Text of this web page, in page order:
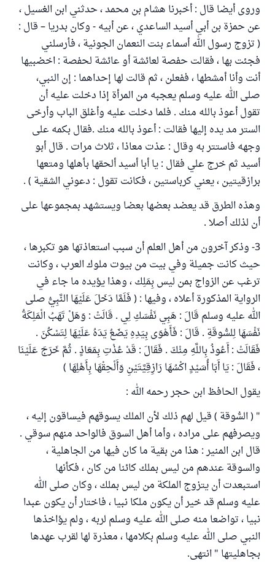
وروى أيضا قال : أخبرنا هشام بن محمد ، حدثني ابن الغسيل ،
عن حمزة بن أبي أسيد الساعدي ، عن أبيه - وكان بدريا – قال :
( تزوج رسول الله أسماء بنت النعمان الجونية ، فأرسلني
فجئت بها ، فقالت حفصة لعائشة أو عائشة لحفصة : اخضبيها
أنت وأنا أمشطها ، ففعلن ، ثم قالت لها إحداهما : إن النبي،
صلى الله عليه وسلم يعجبه من المرأة إذا دخلت عليه أن
تقول أعوذ بالله منك . فلما دخلت عليه وأغلق الباب وأرخى
الستر مد يده إليها فقالت : أعوذ بالله منك .فقال بكمه على
وجهه فاستتر به وقال : عذت معاذا ، ثلاث مرات . قال أبو
أسيد ثم خرج علي فقال : يا أبا أسيد ألحقها بأهلها ومتعها
برازقيتين ، يعني كرباستين ، فكانت تقول : دعوني الشقية ) .
وهذه الطرق قد يعضد بعضها بعضا ويستشهد بمجموعها على
أن لذلك أصلا .
3- وذكر آخرون من أهل العلم أن سبب استعاذتها هو تكبرها ،
حيث كانت جميلة وفي بيت من بيوت ملوك العرب ، وكانت
ترغب عن الزواج بمن ليس بِمَلِك ، وهذا يؤيده ما جاء في
الرواية المذكورة أعلاه ، وفيها : ( فَلَمَّا دَخَلَ عَلَيْهَا النَّبِيُّ صلى
الله عليه وسلم قَالَ : هَبِي نَفْسَكِ لِي . قَالَتْ : وَهَلْ تَهَبُ الْمَلِكَةُ
نَفْسَهَا لِلسُّوقَةِ . قَالَ : فَأَهْوَى بِيَدِهِ يَضَعُ يَدَهُ عَلَيْهَا لِتَسْكُنَ .
فَقَالَتْ : أَعُوذُ بِاللَّهِ مِنْكَ . فَقَالَ : قَدْ عُذْتِ بِمَعَاذٍ . ثُمَّ خَرَجَ عَلَيْنَا
، فَقَالَ : يَا أَبَا أُسَيْدٍ اكْسُهَا رَازِقِيَّتَيْنِ وَأَلْحِقْهَا بِأَهْلِهَا )
يقول الحافظ ابن حجر رحمه الله :
" ( السُّوقة ) قيل لهم ذلك لأن الملك يسوقهم فيساقون إليه ،
ويصرفهم على مراده ، وأما أهل السوق فالواحد منهم سوقي .
قال ابن المنير : هذا من بقية ما كان فيها من الجاهلية ،
والسوقة عندهم من ليس بملك كائنا من كان ، فكأنها
استبعدت أن يتزوج الملكة من ليس بملك ، وكان صلى الله
عليه وسلم قد خير أن يكون ملكا نبيا ، فاختار أن يكون عبدا
نبيا ، تواضعا منه صلى الله عليه وسلم لربه ، ولم يؤاخذها
النبي صلى الله عليه وسلم بكلامها ، معذرة لها لقرب عهدها
بجاهليتها " انتهى.